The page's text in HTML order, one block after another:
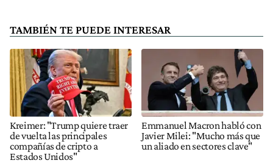
TAMBIÉN TE PUEDE INTERESAR
Kreimer: "Trump quiere traer
de vuelta las principales
compañías de cripto a
Estados Unidos"
Emmanuel Macron habló con
Javier Milei: "Mucho más que
un aliado en sectores clave"